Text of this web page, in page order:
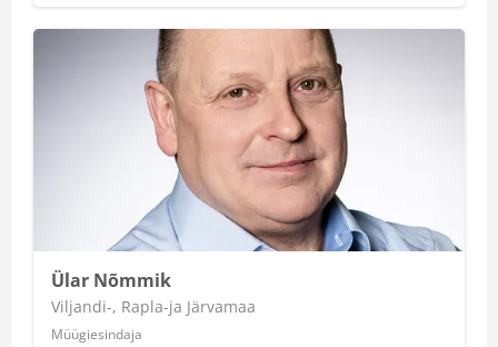
Ülar Nõmmik
Viljandi-, Rapla-ja Järvamaa
Müügiesindaja